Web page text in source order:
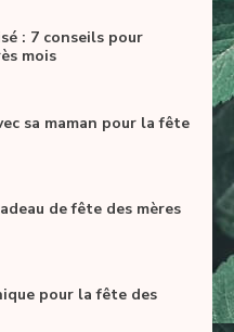
: 7 conseils pour
mois
sa maman pour la fête
de fête des mères
pour la fête des